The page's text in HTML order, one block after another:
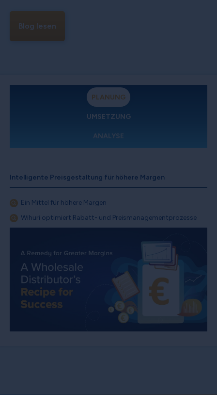
Blog lesen
PLANUNG
UMSETZUNG
ANALYSE
Intelligente Preisgestaltung für höhere Margen
Ein Mittel für höhere Margen
Wihuri optimiert Rabatt- und Preismanagementprozesse